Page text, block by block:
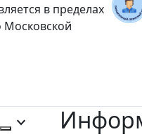
в пределах